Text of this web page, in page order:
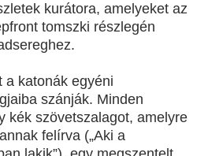
kurátora, amelyeket az
tomszki részlegén
a katonák egyéni
szánják. Minden
kék szövetszalagot, amelyre
felírva („Aki a